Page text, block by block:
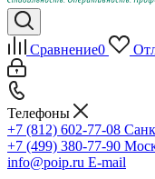
Сравнение0
Телефоны
+7 (812) 602-77-08
+7 (499) 380-77-90
info@poip.ru E-mail